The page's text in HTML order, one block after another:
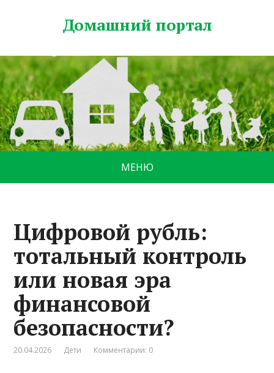
Домашний портал
МЕНЮ
Цифровой рубль:
тотальный контроль
или новая эра
финансовой
безопасности?
20.04.2026 Дети Комментарии: 0